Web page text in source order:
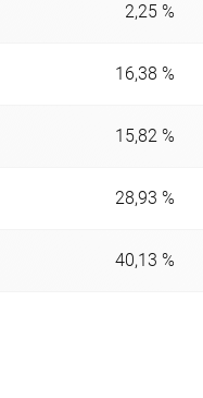
2,25 %
16,38 %
15,82 %
28,93 %
40,13 %